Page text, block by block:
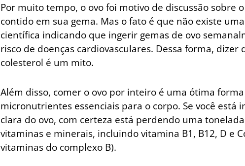
Por muito tempo, o ovo foi motivo de discussão sobre
contido em sua gema. Mas o fato é que não existe
científica indicando que ingerir gemas de ovo
risco de doenças cardiovasculares. Dessa forma, dizer
colesterol é um mito.
Além disso, comer o ovo por inteiro é uma ótima
micronutrientes essenciais para o corpo. Se você está
clara do ovo, com certeza está perdendo uma
vitaminas e minerais, incluindo vitamina B1, B12, D e
vitaminas do complexo B).